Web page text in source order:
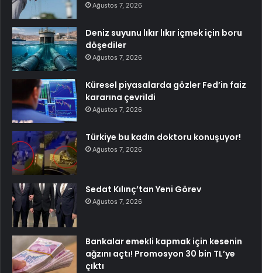
Ağustos 7, 2026
Deniz suyunu lıkır lıkır içmek için boru
döşediler
Ağustos 7, 2026
Küresel piyasalarda gözler Fed’in faiz
kararına çevrildi
Ağustos 7, 2026
Türkiye bu kadın doktoru konuşuyor!
Ağustos 7, 2026
Sedat Kılınç’tan Yeni Görev
Ağustos 7, 2026
Bankalar emekli kapmak için kesenin
ağzını açtı! Promosyon 30 bin TL’ye
çıktı